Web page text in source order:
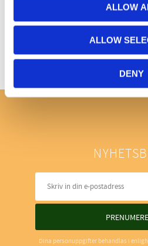
ALLOW
ALLOW
DENY
Bli den första att lämna ett
Dina personuppgifter behandlas i